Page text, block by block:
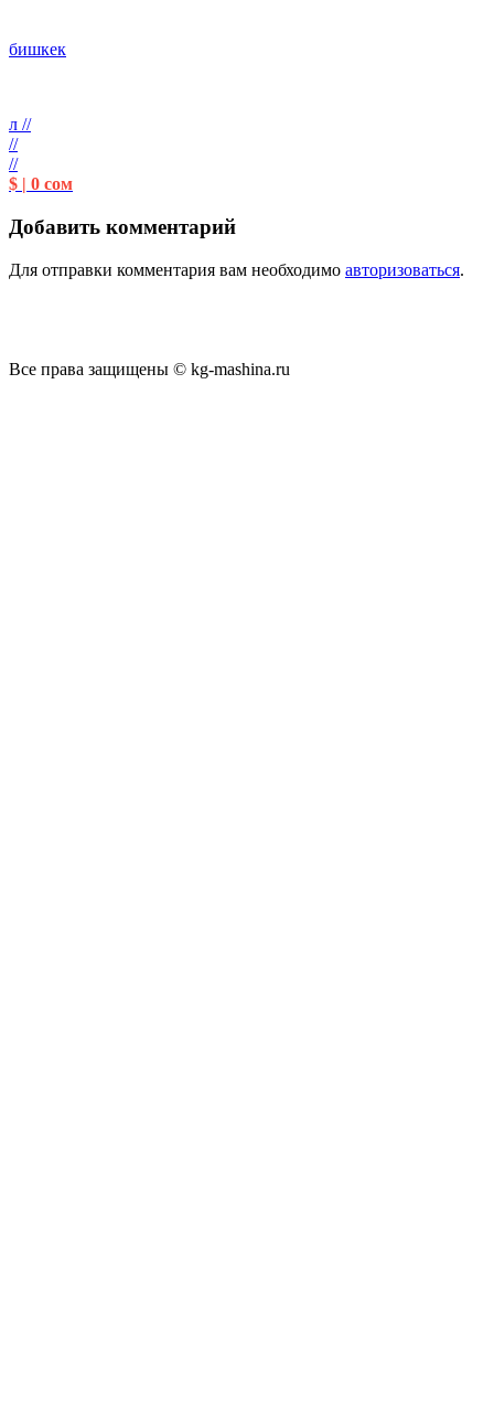
бишкек
л //
//
//
$ | 0 сом
Добавить комментарий
Для отправки комментария вам необходимо авторизоваться.
Все права защищены © kg-mashina.ru